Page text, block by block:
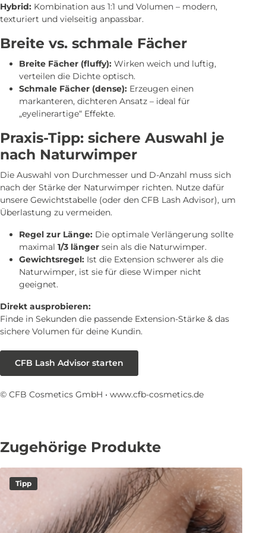
Hybrid: Kombination aus 1:1 und Volumen – modern,
texturiert und vielseitig anpassbar.
Breite vs. schmale Fächer
Breite Fächer (fluffy): Wirken weich und luftig,
verteilen die Dichte optisch.
Schmale Fächer (dense): Erzeugen einen
markanteren, dichteren Ansatz – ideal für
„eyelinerartige“ Effekte.
Praxis-Tipp: sichere Auswahl je
nach Naturwimper
Die Auswahl von Durchmesser und D-Anzahl muss sich
nach der Stärke der Naturwimper richten. Nutze dafür
unsere Gewichtstabelle (oder den CFB Lash Advisor), um
Überlastung zu vermeiden.
Regel zur Länge: Die optimale Verlängerung sollte
maximal 1/3 länger sein als die Naturwimper.
Gewichtsregel: Ist die Extension schwerer als die
Naturwimper, ist sie für diese Wimper nicht
geeignet.
Direkt ausprobieren:
Finde in Sekunden die passende Extension-Stärke & das
sichere Volumen für deine Kundin.
CFB Lash Advisor starten
© CFB Cosmetics GmbH • www.cfb-cosmetics.de
Zugehörige Produkte
Tipp